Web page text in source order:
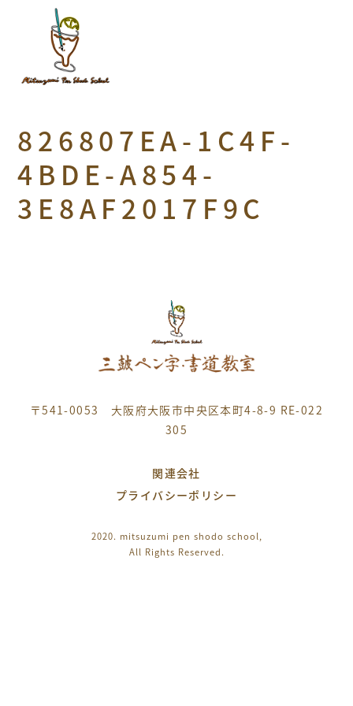
826807EA-1C4F-
4BDE-A854-
3E8AF2017F9C
〒541-0053 大阪府大阪市中央区本町4-8-9 RE-022
305
関連会社
プライバシーポリシー
2020. mitsuzumi pen shodo school,
All Rights Reserved.